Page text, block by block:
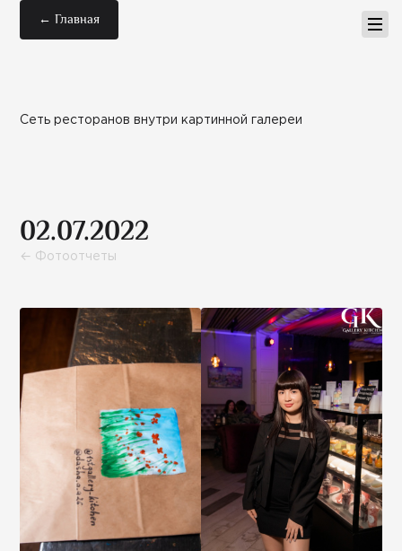
← Главная
Сеть ресторанов внутри картинной галереи
02.07.2022
← Фотоотчеты